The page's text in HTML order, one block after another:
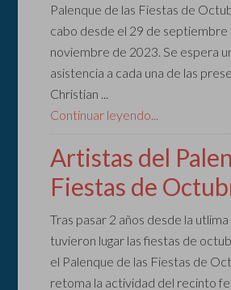
Palenque de las Fiestas de
cabo desde el 29 de septiembre
noviembre de 2023. Se espera
asistencia a cada una de las
Christian ...
Continuar leyendo...
Artistas del
Fiestas de
Tras pasar 2 años desde la
tuvieron lugar las fiestas de
el Palenque de las Fiestas de
retoma la actividad del recinto